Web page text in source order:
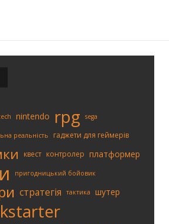
nintendo rpg sega
реальність гаджети для геймерів
квест контролер платформер
пригодницький бойовик
стратегія тактика шутер